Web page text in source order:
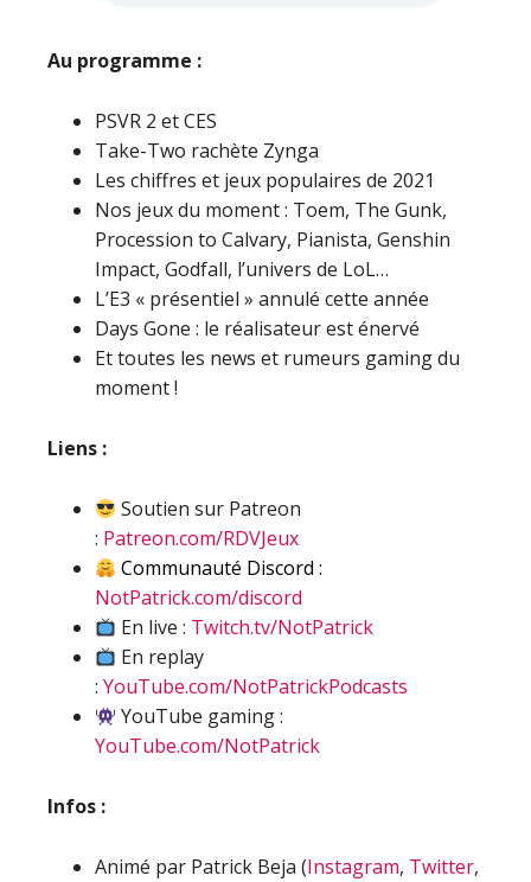
Au programme :
PSVR 2 et CES
Take-Two rachète Zynga
Les chiffres et jeux populaires de 2021
Nos jeux du moment : Toem, The Gunk,
Procession to Calvary, Pianista, Genshin
Impact, Godfall, l’univers de LoL…
L’E3 « présentiel » annulé cette année
Days Gone : le réalisateur est énervé
Et toutes les news et rumeurs gaming du
moment !
Liens :
Soutien sur Patreon
: Patreon.com/RDVJeux
Communauté Discord :
NotPatrick.com/discord
En live : Twitch.tv/NotPatrick
En replay
: YouTube.com/NotPatrickPodcasts
YouTube gaming :
YouTube.com/NotPatrick
Infos :
Animé par Patrick Beja (Instagram, Twitter,